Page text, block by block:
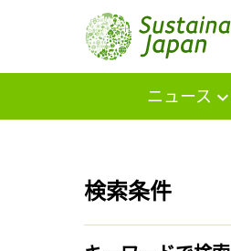
ニュース
検索条件